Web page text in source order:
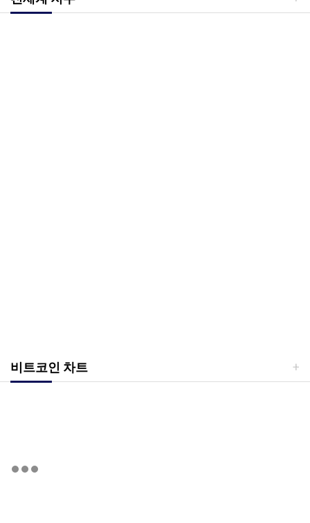
비트코인 차트